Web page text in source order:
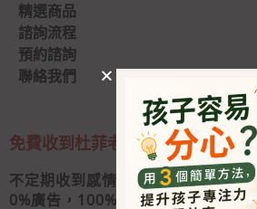
精選商品
諮詢流程
預約諮詢
聯絡我們
免費收到杜菲老師的私人信
不定期收到感情秘訣和婚姻經營心法
0%廣告，100%好內容